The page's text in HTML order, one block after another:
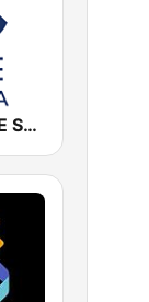
Cadena COPE Sevilla